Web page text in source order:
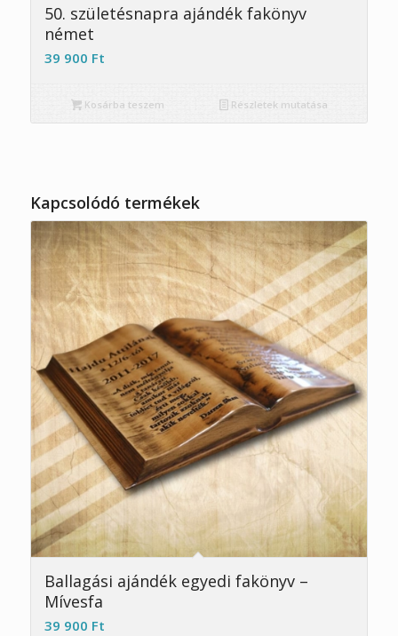
50. születésnapra ajándék fakönyv
német
39 900 Ft
Kosárba teszem Részletek mutatása
Kapcsolódó termékek
4.67
Ballagási ajándék egyedi fakönyv –
Mívesfa
39 900 Ft